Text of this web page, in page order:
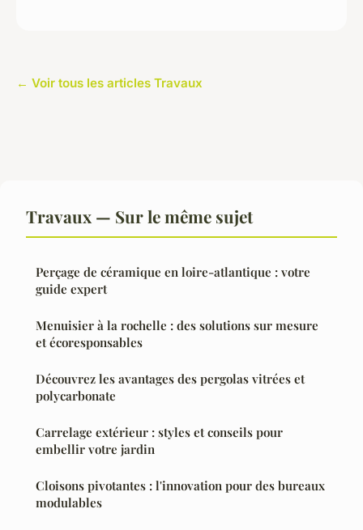
← Voir tous les articles Travaux
Travaux — Sur le même sujet
Perçage de céramique en loire-atlantique : votre
guide expert
Menuisier à la rochelle : des solutions sur mesure
et écoresponsables
Découvrez les avantages des pergolas vitrées et
polycarbonate
Carrelage extérieur : styles et conseils pour
embellir votre jardin
Cloisons pivotantes : l'innovation pour des bureaux
modulables